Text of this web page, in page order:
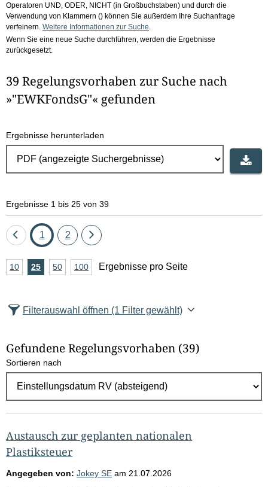
Operatoren UND, ODER, NICHT (in Großbuchstaben) und durch die
Verwendung von Klammern () können Sie außerdem Ihre Suchanfrage
verfeinern. Weitere Informationen zur Suche
Wenn Sie eine neue Suche durchführen, werden die Ergebnisse
zurückgesetzt.
39 Regelungsvorhaben zur Suche nach
»"EWKFondsG"« gefunden
Ergebnisse herunterladen
Ergebnisse 1 bis 25 von 39
Eine
zurück
Seite
1 Seite
2
Eine
vor
A
z
l
E
g
e
b
n
i
10Ergebnisse
25Ergebnisse
50Ergebnisse
100Ergebnisse
Ergebnisse pro Seite
Filterauswahl öffnen (1 Filter gewählt)
Gefundene Regelungsvorhaben (39)
Sortieren nach
Austausch zur geplanten nationalen
Plastiksteuer
Angegeben von: Jokey SE am 21.07.2026